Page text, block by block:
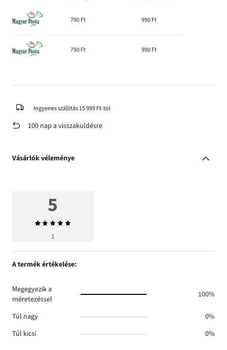
790 Ft 990 Ft
790 Ft 990 Ft
Ingyenes szállítás 15 999 Ft-tól
100 nap a visszaküldésre
Vásárlók véleménye
5
Átlagos
értékelés
1
A termék értékelése:
Megegyezik a
méretezéssel
100%
Túl nagy
0%
Túl kicsi
0%